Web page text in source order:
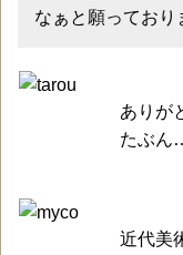
なぁと願っており
ありが
たぶ
近代美